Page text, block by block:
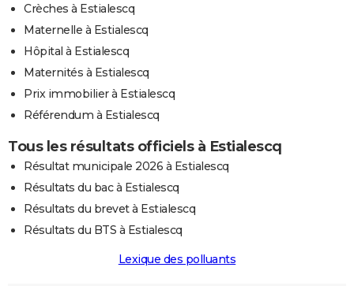
Crèches à Estialescq
Maternelle à Estialescq
Hôpital à Estialescq
Maternités à Estialescq
Prix immobilier à Estialescq
Référendum à Estialescq
Tous les résultats officiels à Estialescq
Résultat municipale 2026 à Estialescq
Résultats du bac à Estialescq
Résultats du brevet à Estialescq
Résultats du BTS à Estialescq
Lexique des polluants